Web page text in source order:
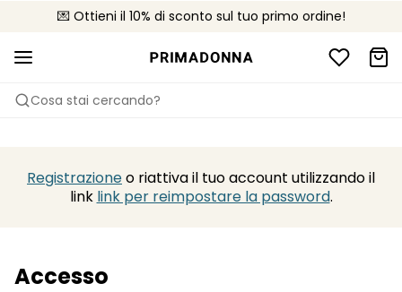
💌 Ottieni il 10% di sconto sul tuo primo ordine!
🚚 Consegna gratuita sopra i €75
📦 Resi gratuiti
Cosa stai cercando?
Registrazioneo riattiva il tuo account utilizzando il
link link per reimpostare la password.
Accesso